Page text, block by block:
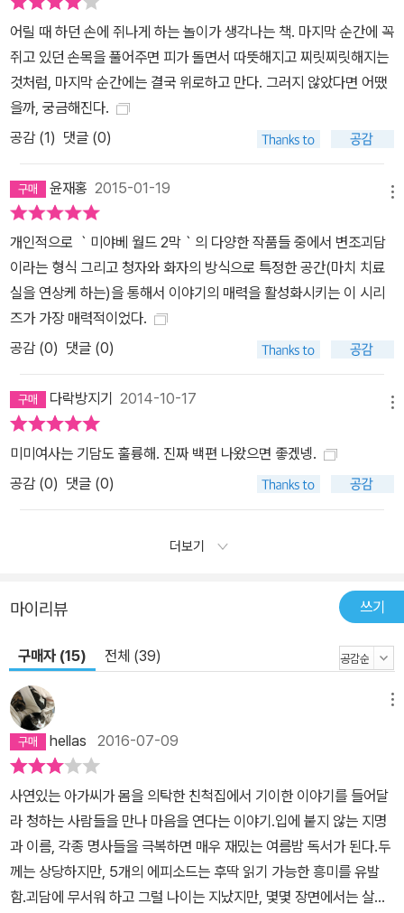
어릴 때 하던 손에 쥐나게 하는 놀이가 생각나는 책. 마지막 순간에 꼭
쥐고 있던 손목을 풀어주면 피가 돌면서 따뜻해지고 찌릿찌릿해지는
것처럼, 마지막 순간에는 결국 위로하고 만다. 그러지 않았다면 어땠
을까, 궁금해진다.
공감 (1) 댓글 (0)
윤재홍 2015-01-19
개인적으로 ｀미야베 월드 2막｀의 다양한 작품들 중에서 변조괴담
이라는 형식 그리고 청자와 화자의 방식으로 특정한 공간(마치 치료
실을 연상케 하는)을 통해서 이야기의 매력을 활성화시키는 이 시리
즈가 가장 매력적이었다.
공감 (0) 댓글 (0)
다락방지기 2014-10-17
미미여사는 기담도 훌륭해. 진짜 백편 나왔으면 좋겠넹.
공감 (0) 댓글 (0)
더보기
마이리뷰 쓰기
구매자 (15) 전체 (39)
hellas 2016-07-09
사연있는 아가씨가 몸을 의탁한 친척집에서 기이한 이야기를 들어달
라 청하는 사람들을 만나 마음을 연다는 이야기.입에 붙지 않는 지명
과 이름, 각종 명사들을 극복하면 매우 재밌는 여름밤 독서가 된다.두
께는 상당하지만, 5개의 에피소드는 후딱 읽기 가능한 흥미를 유발
함.괴담에 무서워 하고 그럴 나이는 지났지만, 몇몇 장면에서는 살짝